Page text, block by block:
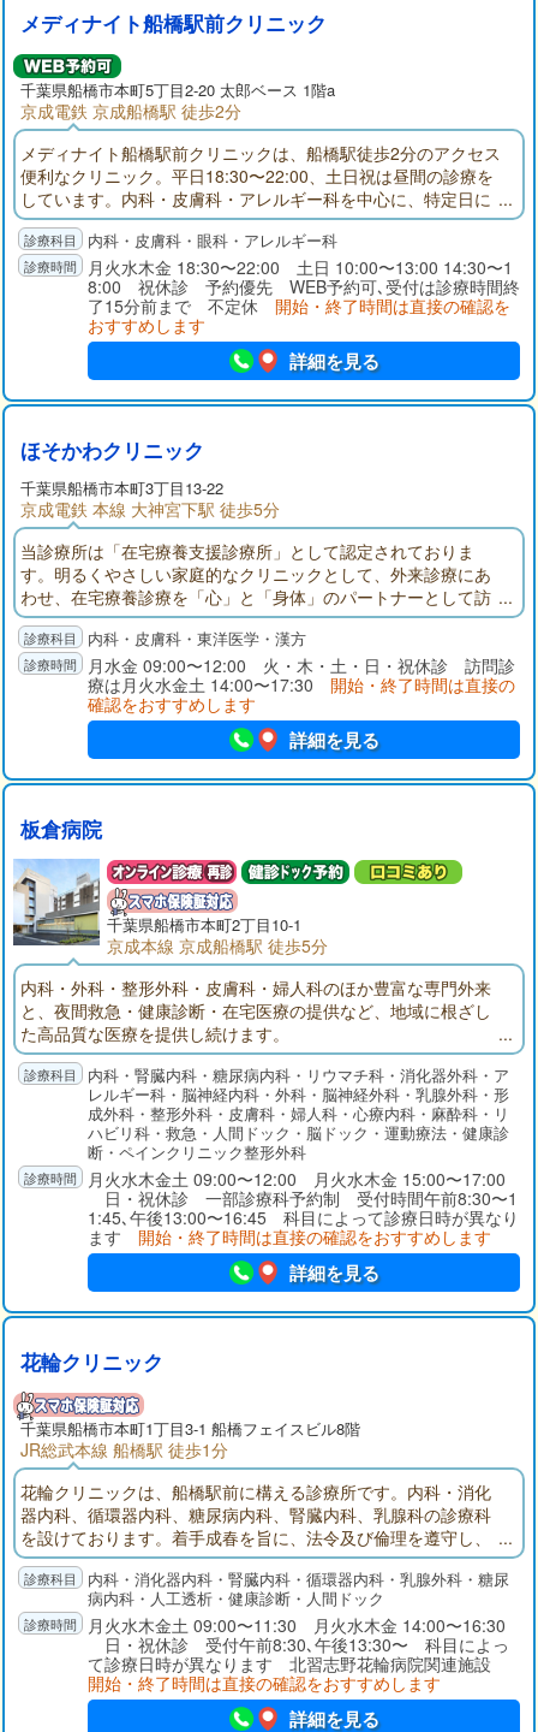
メディナイト船橋駅前クリニック
千葉県船橋市本町5丁目2-20 太郎ベース 1階a
京成電鉄 京成船橋駅 徒歩2分
メディナイト船橋駅前クリニックは、船橋駅徒歩2分のアクセス
便利なクリニック。平日18:30〜22:00、土日祝は昼間の診療を
しています。内科・皮膚科・アレルギー科を中心に、特定日に
は眼科診療にも対応。さらにピル・性感染症・AGA・ED・禁煙
外来など幅広い自費診療もご用意。お仕事帰りや休日の急な体
調不良にも安心してご受診いただけます。
内科・皮膚科・眼科・アレルギー科
月火水木金 18:30〜22:00 土日 10:00〜13:00 14:30〜1
8:00 祝休診 予約優先 WEB予約可､受付は診療時間終
了15分前まで 不定休 開始・終了時間は直接の確認を
おすすめします
詳細を見る
ほそかわクリニック
千葉県船橋市本町3丁目13-22
京成電鉄 本線 大神宮下駅 徒歩5分
当診療所は「在宅療養支援診療所」として認定されておりま
す。明るくやさしい家庭的なクリニックとして、外来診療にあ
わせ、在宅療養診療を「心」と「身体」のパートナーとして訪
問させていただきます。お気軽にご相談ください。毎月スケジ
ュール表を作成し、定期的に訪問いたします。急に具合が悪く
なった時には、ご連絡頂ければスケジュール外でも訪問いたし
内科・皮膚科・東洋医学・漢方
月水金 09:00〜12:00 火・木・土・日・祝休診 訪問診
療は月火水金土 14:00〜17:30 開始・終了時間は直接の
確認をおすすめします
詳細を見る
板倉病院
千葉県船橋市本町2丁目10-1
京成本線 京成船橋駅 徒歩5分
内科・外科・整形外科・皮膚科・婦人科のほか豊富な専門外来
と、夜間救急・健康診断・在宅医療の提供など、地域に根ざし
た高品質な医療を提供し続けます。
内科・腎臓内科・糖尿病内科・リウマチ科・消化器外科・ア
レルギー科・脳神経内科・外科・脳神経外科・乳腺外科・形
成外科・整形外科・皮膚科・婦人科・心療内科・麻酔科・リ
ハビリ科・救急・人間ドック・脳ドック・運動療法・健康診
断・ペインクリニック整形外科
月火水木金土 09:00〜12:00 月火水木金 15:00〜17:00
日・祝休診 一部診療科予約制 受付時間午前8:30〜1
1:45､午後13:00〜16:45 科目によって診療日時が異なり
ます 開始・終了時間は直接の確認をおすすめします
詳細を見る
花輪クリニック
千葉県船橋市本町1丁目3-1 船橋フェイスビル8階
JR総武本線 船橋駅 徒歩1分
花輪クリニックは、船橋駅前に構える診療所です。内科・消化
器内科、循環器内科、糖尿病内科、腎臓内科、乳腺科の診療科
を設けております。着手成春を旨に、法令及び倫理を遵守し、
相協力して安全で安心な医療に取り組みます。
内科・消化器内科・腎臓内科・循環器内科・乳腺外科・糖尿
病内科・人工透析・健康診断・人間ドック
月火水木金土 09:00〜11:30 月火水木金 14:00〜16:30
日・祝休診 受付午前8:30､午後13:30〜 科目によっ
て診療日時が異なります 北習志野花輪病院関連施設
開始・終了時間は直接の確認をおすすめします
詳細を見る